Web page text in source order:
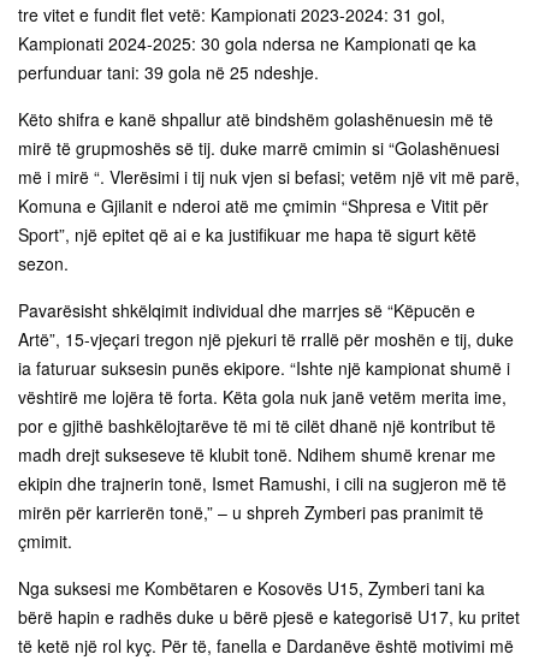
tre vitet e fundit flet vetë: Kampionati 2023-2024: 31 gol,
Kampionati 2024-2025: 30 gola ndersa ne Kampionati qe ka
perfunduar tani: 39 gola në 25 ndeshje.
Këto shifra e kanë shpallur atë bindshëm golashënuesin më të
mirë të grupmoshës së tij. duke marrë cmimin si “Golashënuesi
më i mirë “. Vlerësimi i tij nuk vjen si befasi; vetëm një vit më parë,
Komuna e Gjilanit e nderoi atë me çmimin “Shpresa e Vitit për
Sport”, një epitet që ai e ka justifikuar me hapa të sigurt këtë
sezon.
Pavarësisht shkëlqimit individual dhe marrjes së “Këpucën e
Artë”, 15-vjeçari tregon një pjekuri të rrallë për moshën e tij, duke
ia faturuar suksesin punës ekipore. “Ishte një kampionat shumë i
vështirë me lojëra të forta. Këta gola nuk janë vetëm merita ime,
por e gjithë bashkëlojtarëve të mi të cilët dhanë një kontribut të
madh drejt sukseseve të klubit tonë. Ndihem shumë krenar me
ekipin dhe trajnerin tonë, Ismet Ramushi, i cili na sugjeron më të
mirën për karrierën tonë,” – u shpreh Zymberi pas pranimit të
çmimit.
Nga suksesi me Kombëtaren e Kosovës U15, Zymberi tani ka
bërë hapin e radhës duke u bërë pjesë e kategorisë U17, ku pritet
të ketë një rol kyç. Për të, fanella e Dardanëve është motivimi më